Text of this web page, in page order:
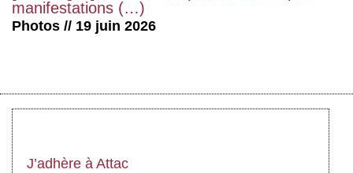
manifestations (…)
Photos // 19 juin 2026
J’adhère à Attac